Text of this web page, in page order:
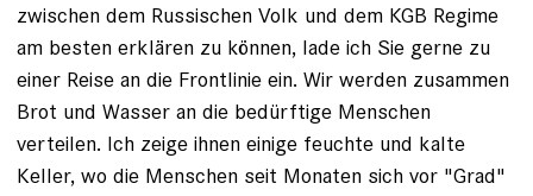
zwischen dem Russischen Volk und dem KGB Regime
am besten erklären zu können, lade ich Sie gerne zu
einer Reise an die Frontlinie ein. Wir werden zusammen
Brot und Wasser an die bedürftige Menschen
verteilen. Ich zeige ihnen einige feuchte und kalte
Keller, wo die Menschen seit Monaten sich vor "Grad"